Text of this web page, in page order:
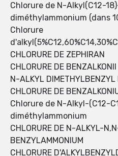
Chlorure de N-Alkyl(C12-
diméthylammonium (dans
Chlorure
CHLORURE DE ZEPHIRAN
CHLORURE DE BENZALKONII
N-ALKYL
CHLORURE DE
Chlorure de N-Alkyl-(C12-
diméthylammonium
CHLORURE DE N-ALKYL-
BENZYLAMMONIUM
CHLORURE